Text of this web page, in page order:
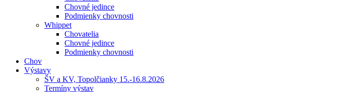
Chovné jedince
Podmienky chovnosti
Whippet
Chovatelia
Chovné jedince
Podmienky chovnosti
Chov
Výstavy
ŠV a KV, Topolčianky 15.-16.8.2026
Termíny výstav